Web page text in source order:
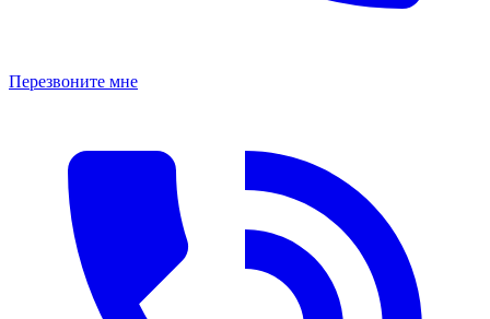
Перезвоните мне